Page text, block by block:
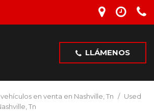
LLÁMENOS
en venta en Nashville, Tn / Used
Tn